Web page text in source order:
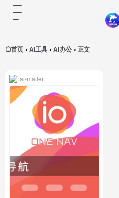
首页 • AI工具 • AI办公 • 正文
ai-mailer